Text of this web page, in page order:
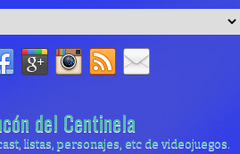
del Centinela
listas, personajes, etc de videojuegos.